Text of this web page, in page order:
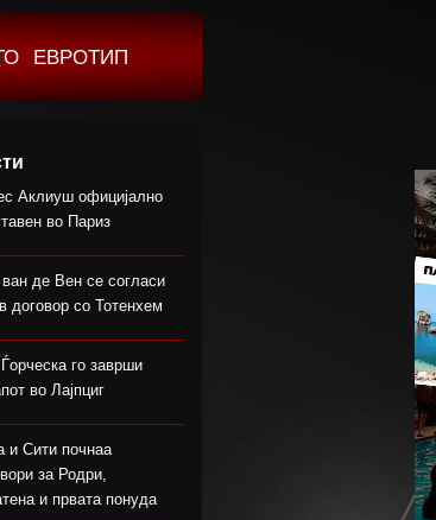
ЕВРОТИП
Аклиуш официјално
во Париз
де Вен се согласи
договор со Тотенхем
го заврши
во Лајпциг
и Сити почнаа
за Родри,
и првата понуда